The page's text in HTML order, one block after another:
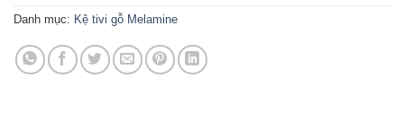
Danh mục: Kệ tivi gỗ Melamine